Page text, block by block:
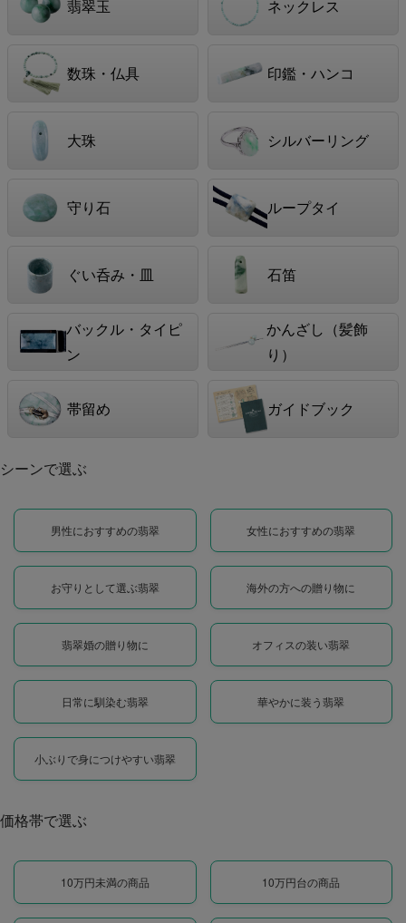
翡翠玉 ネックレス
数珠・仏具 印鑑・ハンコ
大珠 シルバーリング
守り石 ループタイ
ぐい呑み・皿 石笛
バックル・タイピ
ン
かんざし（髪飾
り）
帯留め ガイドブック
シーンで選ぶ
男性におすすめの翡翠 女性におすすめの翡翠
お守りとして選ぶ翡翠 海外の方への贈り物に
翡翠婚の贈り物に オフィスの装い翡翠
日常に馴染む翡翠 華やかに装う翡翠
小ぶりで身につけやすい翡翠
価格帯で選ぶ
10万円未満の商品 10万円台の商品